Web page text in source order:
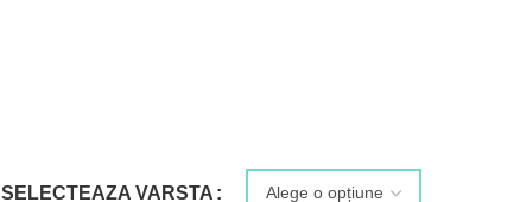
SELECTEAZA VARSTA